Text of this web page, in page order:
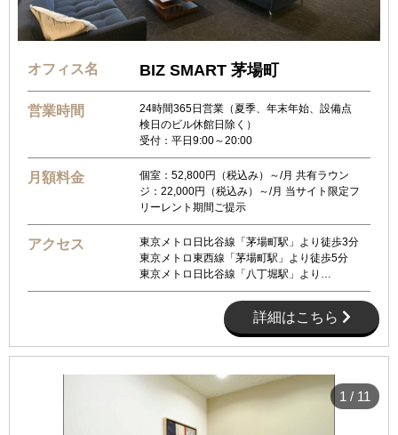
オフィス名 BIZ SMART 茅場町
営業時間
24時間365日営業（夏季、年末年始、設備点
検日のビル休館日除く）
受付：平日9:00～20:00
月額料金
個室：52,800円（税込み）～/月 共有ラウン
ジ：22,000円（税込み）～/月 当サイト限定フ
リーレント期間ご提示
アクセス
東京メトロ日比谷線「茅場町駅」より徒歩3分
東京メトロ東西線「茅場町駅」より徒歩5分
東京メトロ日比谷線「八丁堀駅」より…
詳細はこちら
1 / 11